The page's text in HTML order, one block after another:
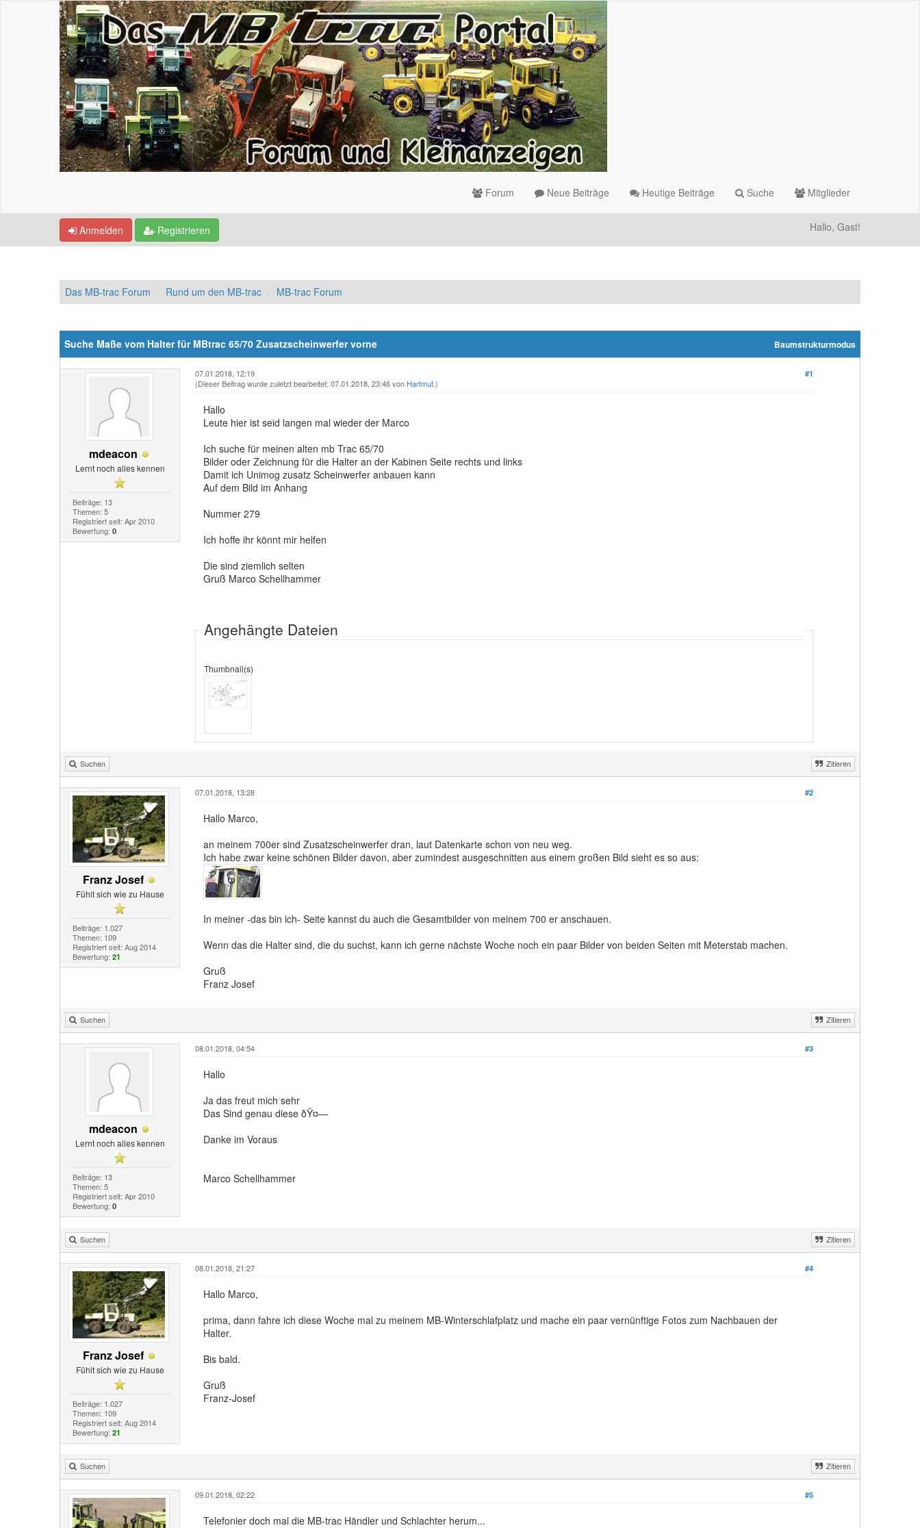
Forum Neue Beiträge Heutige Beiträge Suche Mitglieder
Anmelden Registrieren Hallo, Gast!
Das MB-trac Forum Rund um den MB-trac MB-trac Forum
Baumstrukturmodus
Suche Maße vom Halter für MBtrac 65/70 Zusatzscheinwerfer vorne
mdeacon
Lernt noch alles kennen
Beiträge: 13
Themen: 5
Registriert seit: Apr 2010
Bewertung: 0
#1
07.01.2018, 12:19
(Dieser Beitrag wurde zuletzt bearbeitet: 07.01.2018, 23:46 von Hartmut.)
Hallo
Leute hier ist seid langen mal wieder der Marco
Ich suche für meinen alten mb Trac 65/70
Bilder oder Zeichnung für die Halter an der Kabinen Seite rechts und links
Damit ich Unimog zusatz Scheinwerfer anbauen kann
Auf dem Bild im Anhang
Nummer 279
Ich hoffe ihr könnt mir helfen
Die sind ziemlich selten
Gruß Marco Schellhammer
Angehängte Dateien
Thumbnail(s)
Suchen Zitieren
Franz Josef
Fühlt sich wie zu Hause
Beiträge: 1.027
Themen: 109
Registriert seit: Aug 2014
Bewertung: 21
#2
07.01.2018, 13:28
Hallo Marco,
an meinem 700er sind Zusatzscheinwerfer dran, laut Datenkarte schon von neu weg.
Ich habe zwar keine schönen Bilder davon, aber zumindest ausgeschnitten aus einem großen Bild sieht es so aus:
In meiner -das bin ich- Seite kannst du auch die Gesamtbilder von meinem 700 er anschauen.
Wenn das die Halter sind, die du suchst, kann ich gerne nächste Woche noch ein paar Bilder von beiden Seiten mit Meterstab machen.
Gruß
Franz Josef
Suchen Zitieren
mdeacon
Lernt noch alles kennen
Beiträge: 13
Themen: 5
Registriert seit: Apr 2010
Bewertung: 0
#3
08.01.2018, 04:54
Hallo
Ja das freut mich sehr
Das Sind genau diese ðŸ¤—
Danke im Voraus
Marco Schellhammer
Suchen Zitieren
Franz Josef
Fühlt sich wie zu Hause
Beiträge: 1.027
Themen: 109
Registriert seit: Aug 2014
Bewertung: 21
#4
08.01.2018, 21:27
Hallo Marco,
prima, dann fahre ich diese Woche mal zu meinem MB-Winterschlafplatz und mache ein paar vernünftige Fotos zum Nachbauen der
Halter.
Bis bald.
Gruß
Franz-Josef
Suchen Zitieren
#5
09.01.2018, 02:22
Telefonier doch mal die MB-trac Händler und Schlachter herum...